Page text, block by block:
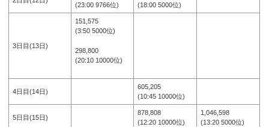
(23:00 9766位)
(18:00 5000位)
3日目(13日)
151,575
(3:50 5000位)
298,800
(20:10 10000位)
4日目(14日)
605,205
(10:45 10000位)
5日目(15日)
878,808
(12:20 10000位)
1,046,598
(13:20 5000位)